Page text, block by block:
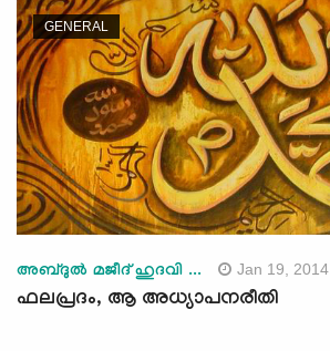
GENERAL
അബ്ദുല്‍ മജീദ് ഹുദവി ... Jan 19, 2014
ഫലപ്രദം, ആ അധ്യാപനരീതി